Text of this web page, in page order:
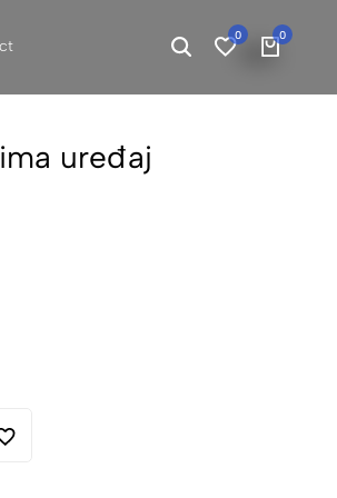
0 0
uređaj